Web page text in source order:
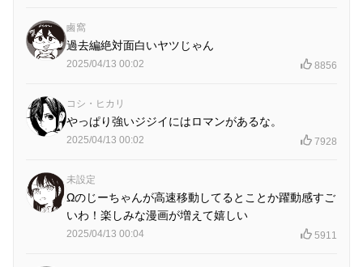
鹵窩
過去編絶対面白いヤツじゃん
2025/04/13 00:02 8856
コシ・ヒカリ
やっぱり強いジジイにはロマンがあるな。
2025/04/13 00:02 7928
未設定
Ωのじーちゃんが高速移動してるとことか躍動感すご
いわ！楽しみな漫画が増えて嬉しい
2025/04/13 00:04 5911